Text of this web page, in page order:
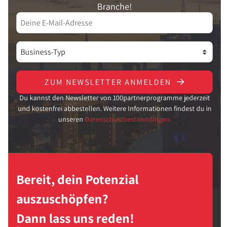
Branche!
ZUM NEWSLETTER ANMELDEN
Du kannst den Newsletter von 100partnerprogramme jederzeit
und kostenfrei abbestellen. Weitere Informationen findest du in
unseren Datenschutzbestimmungen.
Bereit, dein Potenzial
auszuschöpfen?
Dann lass uns reden!